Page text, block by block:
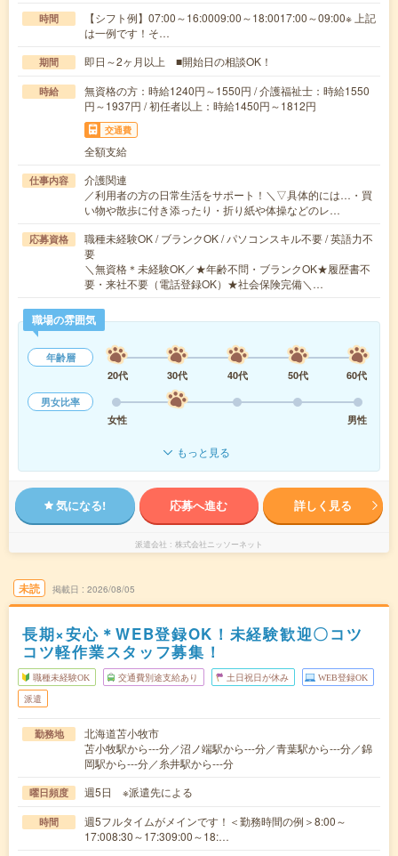
時間
【シフト例】07:00～16:0009:00～18:0017:00～09:00※ 上記
は一例です！そ…
期間 即日～2ヶ月以上 ■開始日の相談OK！
時給
無資格の方：時給1240円～1550円 / 介護福祉士：時給1550
円～1937円 / 初任者以上：時給1450円～1812円
交通費
全額支給
仕事内容
介護関連
／利用者の方の日常生活をサポート！＼▽具体的には…・買
い物や散歩に付き添ったり・折り紙や体操などのレ…
応募資格
職種未経験OK / ブランクOK / パソコンスキル不要 / 英語力不
要
＼無資格＊未経験OK／★年齢不問・ブランクOK★履歴書不
要・来社不要（電話登録OK）★社会保険完備＼…
職場の雰囲気
年齢層
20代
30代 40代 50代
60代
男女比率
女性
男性
もっと見る
気になる! 応募へ進む 詳しく見る
派遣会社 株式会社ニッソーネット
未読 掲載日 2026/08/05
長期×安心＊WEB登録OK！未経験歓迎〇コツ
コツ軽作業スタッフ募集！
職種未経験OK 交通費別途支給あり 土日祝日が休み WEB登録OK
派遣
勤務地
北海道苫小牧市
苫小牧駅から---分／沼ノ端駅から---分／青葉駅から---分／錦
岡駅から---分／糸井駅から---分
曜日頻度 週5日 ※派遣先による
時間
週5フルタイムがメインです！＜勤務時間の例＞8:00～
17:008:30～17:309:00～18:…